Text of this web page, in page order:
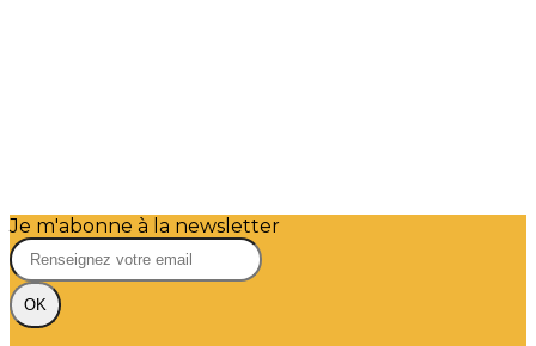
Je m'abonne à la newsletter
OK